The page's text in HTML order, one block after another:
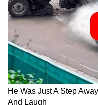
ఇస్తున్నప్పటికీ, దీనికి
(FUP) పరిమితి
నైట్, వీకెండ్ డేటా
వంటి ప్రయోజనాలు